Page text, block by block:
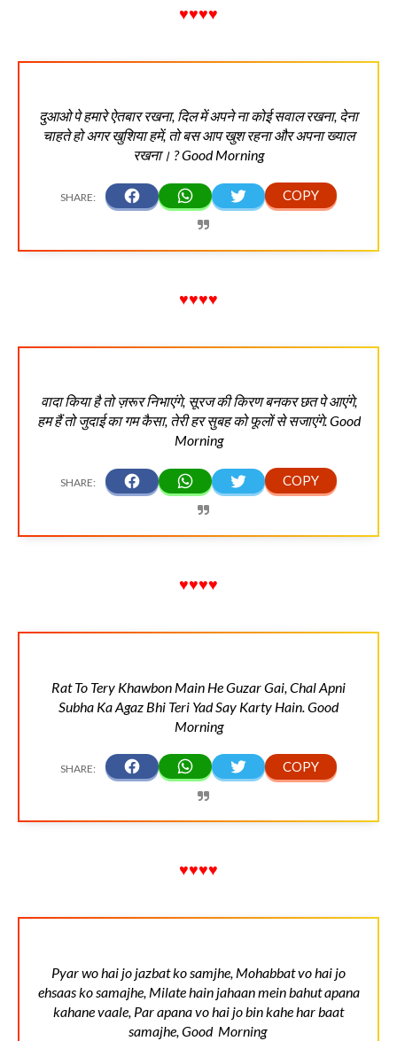
♥♥♥♥
दुआओ पे हमारे ऐतबार रखना, दिल में अपने ना कोई सवाल रखना, देना
चाहते हो अगर खुशिया हमें, तो बस आप खुश रहना और अपना ख्याल
रखना। ? Good Morning
♥♥♥♥
वादा किया है तो ज़रूर निभाएंगे, सूरज की किरण बनकर छत पे आएंगे,
हम हैं तो जुदाई का गम कैसा, तेरी हर सुबह को फूलों से सजाएंगे. Good
Morning
♥♥♥♥
Rat To Tery Khawbon Main He Guzar Gai, Chal Apni
Subha Ka Agaz Bhi Teri Yad Say Karty Hain. Good
Morning
♥♥♥♥
Pyar wo hai jo jazbat ko samjhe, Mohabbat vo hai jo
ehsaas ko samajhe, Milate hain jahaan mein bahut apana
kahane vaale, Par apana vo hai jo bin kahe har baat
samajhe, Good Morning